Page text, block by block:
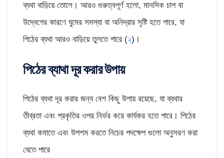
ব্যথা বাড়িয়ে তোলে। আরও গুরুত্বপূর্ণ হলো, মানসিক চাপ বা
উদ্বেগের কারণে ঘুমের সমস্যা বা অনিদ্রার সৃষ্টি হতে পারে, যা
পিঠের ব্যথা আরও বাড়িয়ে তুলতে পারে (২)।
পিঠের ব্যাথা দূর করার উপায়
পিঠের ব্যথা দূর করার জন্য বেশ কিছু উপায় রয়েছে, যা ব্যথার
তীব্রতা এবং প্রকৃতির ওপর নির্ভর করে কার্যকর হতে পারে। পিঠের
ব্যথা কমাতে এবং উপশম করতে নিচের পদক্ষেপ গুলো অনুসরণ করা
যেতে পারে